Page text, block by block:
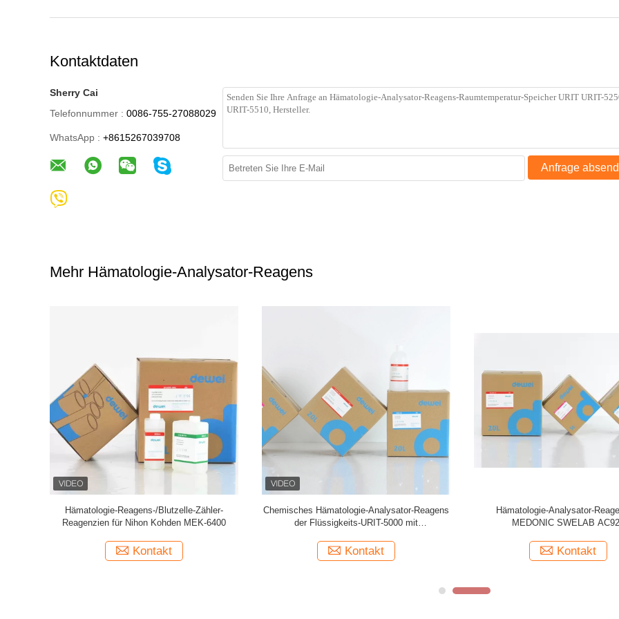
Kontaktdaten
Sherry Cai
Telefonnummer : 0086-755-27088029
WhatsApp : +8615267039708
Anfrage
Mehr Hämatologie-Analysator-Reagens
Hochleistungs-Hämatologie-Analysator-
Reagens für 3-teiligen Analysator Genrui
Kontakt
Analysator-Reagens-Blutuntersuchungs-
System Abbott karminrotes Hämatologie-
Kontakt
Hämatologie-Analysator-
Kohden MEK-8222 MEK-7222
Kontakt